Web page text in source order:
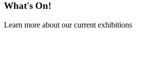
What's On!
Learn more about our current exhibitions